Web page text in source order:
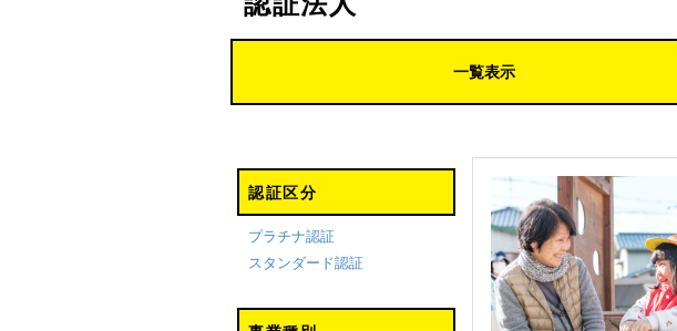
一覧表示
認証区分
プラチナ認証
スタンダード認証